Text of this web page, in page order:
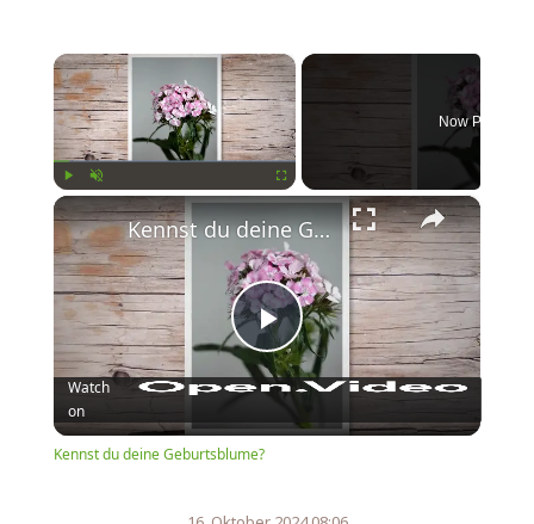
×
Fullscreen
Now Playing
×
Play
Video
Kennst du deine Geburtsblume?
Watch
on
Kennst du deine Geburtsblume?